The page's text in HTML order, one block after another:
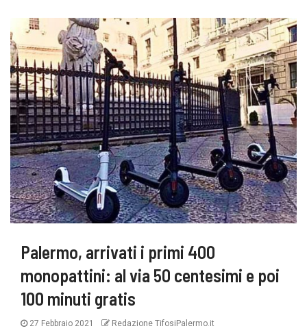
Palermo, arrivati i primi 400
monopattini: al via 50 centesimi e poi
100 minuti gratis
27 Febbraio 2021 Redazione TifosiPalermo.it